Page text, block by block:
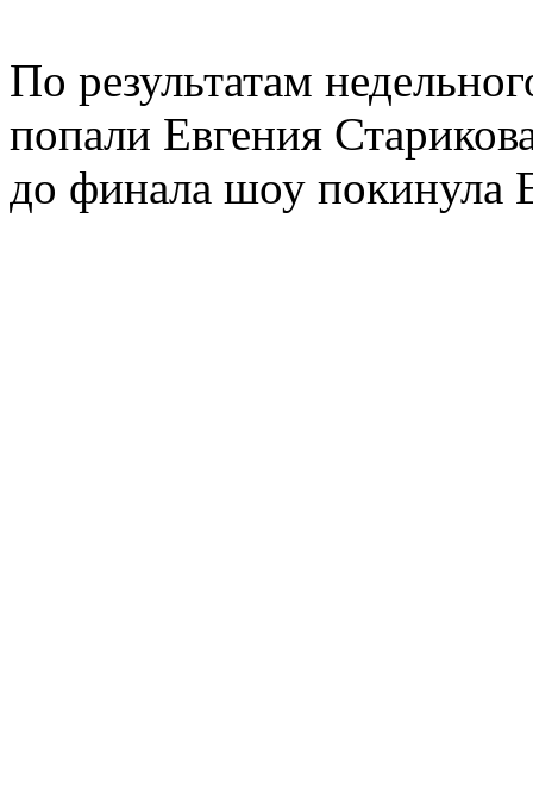
По результатам
попали Евгения
до финала шоу покинула